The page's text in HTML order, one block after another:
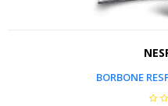
BORBONE